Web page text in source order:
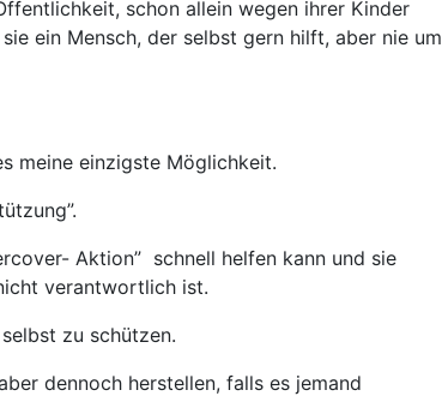
schon allein wegen ihrer Kinder
ein Mensch, der selbst gern hilft, aber nie um
meine einzigste Möglichkeit.
Aktion” schnell helfen kann und sie
verantwortlich ist.
zu schützen.
dennoch herstellen, falls es jemand